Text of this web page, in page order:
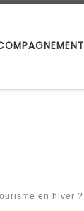
en hiver ?